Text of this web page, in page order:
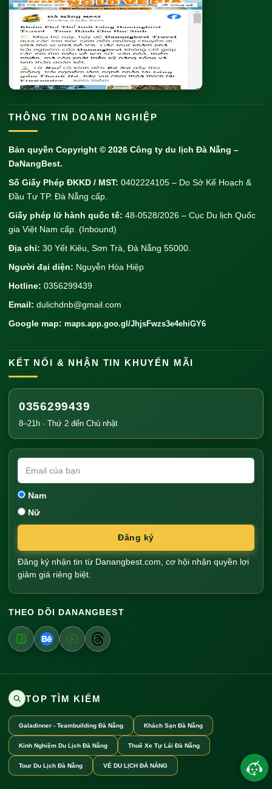
THÔNG TIN DOANH NGHIỆP
Bản quyền Copyright © 2026 Công ty du lịch Đà Nẵng –
DaNangBest.
Số Giấy Phép ĐKKD / MST: 0402224105 – Do Sở Kế Hoạch &
Đầu Tư TP. Đà Nẵng cấp.
Giấy phép lữ hành quốc tế: 48-0528/2026 – Cục Du lịch Quốc
gia Việt Nam cấp. (Inbound)
Địa chỉ: 30 Yết Kiêu, Sơn Trà, Đà Nẵng 55000.
Người đại diện: Nguyễn Hòa Hiệp
Hotline: 0356299439
Email: dulichdnb@gmail.com
Google map: maps.app.goo.gl/JhjsFwzs3e4ehiGY6
KẾT NỐI & NHẬN TIN KHUYẾN MÃI
0356299439
8–21h · Thứ 2 đến Chủ nhật
Nam
Nữ
Đăng ký
Đăng ký nhận tin từ Danangbest.com, cơ hội nhận quyền lợi
giảm giá riêng biệt.
THEO DÕI DANANGBEST
TOP TÌM KIẾM
Galadinner - Teambuilding Đà Nẵng Khách Sạn Đà Nẵng
Kinh Nghiệm Du Lịch Đà Nẵng Thuê Xe Tự Lái Đà Nẵng
Tour Du Lịch Đà Nẵng VÉ DU LỊCH ĐÀ NẴNG